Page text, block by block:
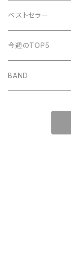
Some Life
Atomic Skipper
ONE BY ONE
明日、照らす
i GO
デモCD
Beat Light
IF I FELL
Watashi
ベストセラー
今週のTOP5
BAND